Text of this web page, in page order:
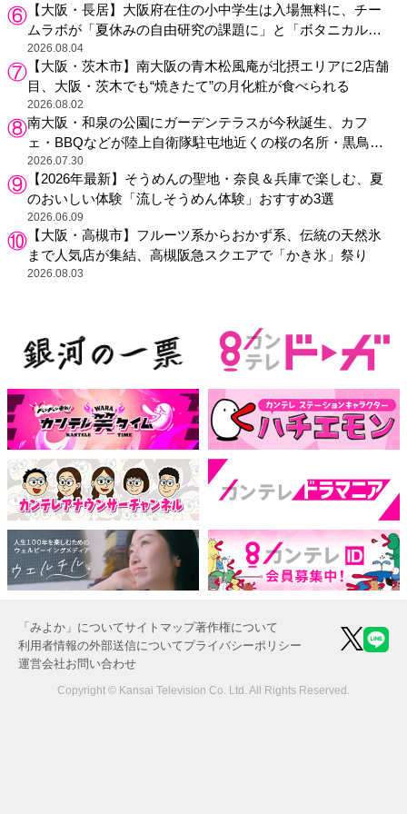
【大阪・長居】大阪府在住の小中学生は入場無料に、チー
ムラボが「夏休みの自由研究の課題に」と「ボタニカルガ
ーデン 大阪」へ招待
2026.08.04
【大阪・茨木市】南大阪の青木松風庵が北摂エリアに2店舗
目、大阪・茨木でも“焼きたて”の月化粧が食べられる
2026.08.02
南大阪・和泉の公園にガーデンテラスが今秋誕生、カフ
ェ・BBQなどが陸上自衛隊駐屯地近くの桜の名所・黒鳥山
公園に
2026.07.30
【2026年最新】そうめんの聖地・奈良＆兵庫で楽しむ、夏
のおいしい体験「流しそうめん体験」おすすめ3選
2026.06.09
【大阪・高槻市】フルーツ系からおかず系、伝統の天然氷
まで人気店が集結、高槻阪急スクエアで「かき氷」祭り
2026.08.03
「みよか」についてサイトマップ著作権について
利用者情報の外部送信についてプライバシーポリシー
運営会社お問い合わせ
Copyright © Kansai Television Co. Ltd. All Rights Reserved.